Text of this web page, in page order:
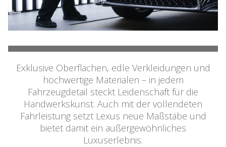
Exklusive Oberflächen, edle Verkleidungen und
hochwertige Materialen – in jedem
Fahrzeugdetail steckt Leidenschaft für die
Handwerkskunst. Auch mit der vollendeten
Fahrleistung setzt Lexus neue Maßstäbe und
bietet damit ein außergewöhnliches
Luxuserlebnis.